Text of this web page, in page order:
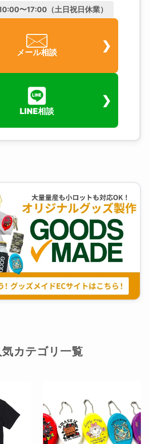
〜17:00（土日祝日休業）
メール相談
LINE相談
気カテゴリ一覧